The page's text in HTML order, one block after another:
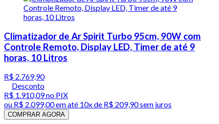
Climatizador de Ar Spirit Turbo 95cm, 90W com
Controle Remoto, Display LED, Timer de até 9
horas, 10 Litros
R$ 2.769,90
Desconto
R$ 1.910,09no PIX
ou R$ 2.099,00em até 10x de R$ 209,90 sem juros
COMPRAR AGORA